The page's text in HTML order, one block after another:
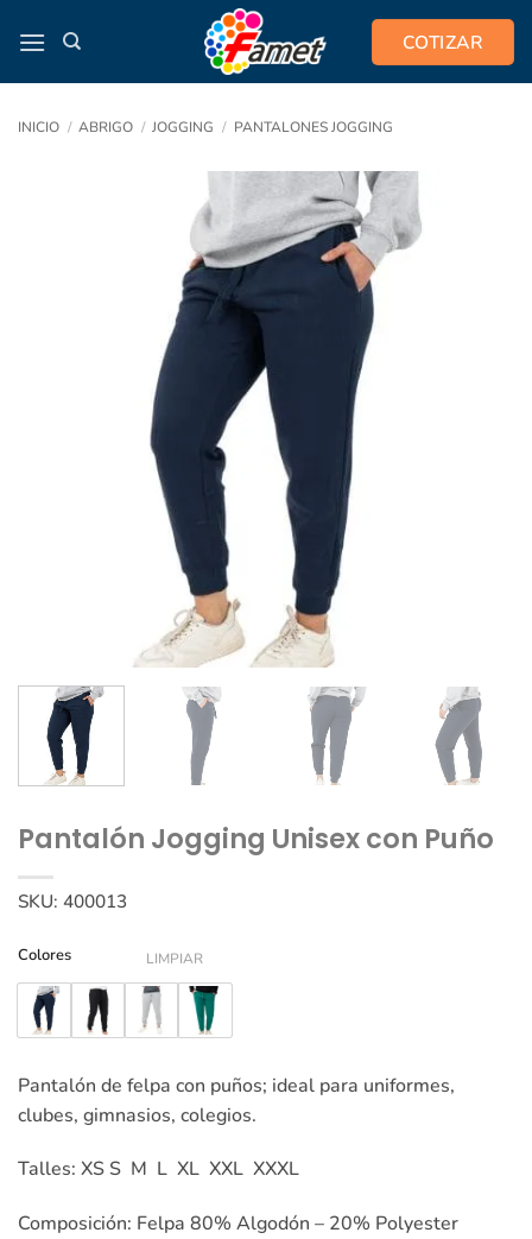
COTIZAR
INICIO / ABRIGO / JOGGING / PANTALONES JOGGING
Pantalón Jogging Unisex con Puño
SKU: 400013
Colores LIMPIAR
Pantalón de felpa con puños; ideal para uniformes,
clubes, gimnasios, colegios.
Talles: XS S M L XL XXL XXXL
Composición: Felpa 80% Algodón – 20% Polyester